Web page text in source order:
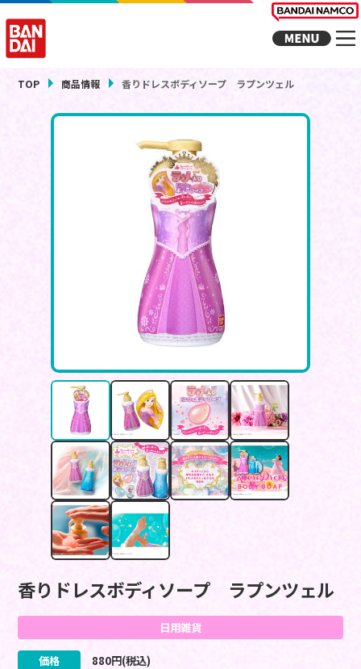
TOP 商品情報 香りドレスボディソープ ラプンツェル
香りドレスボディソープ ラプンツェル
日用雑貨
価格 880円(税込)